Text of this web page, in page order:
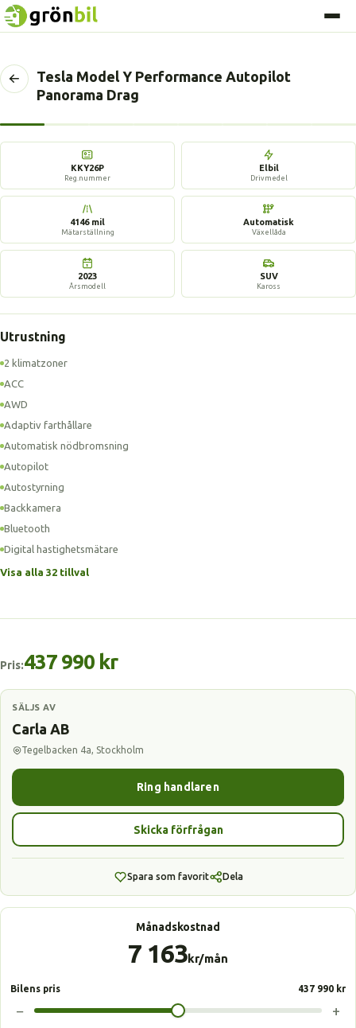
Tillbaka
sida
Tesla Model Y Performance Autopilot
Panorama Drag
KKY26P
Reg.nummer
Elbil
Drivmedel
4146 mil
Mätarställning
Automatisk
Växellåda
2023
Årsmodell
SUV
Kaross
Utrustning
2 klimatzoner
ACC
AWD
Adaptiv farthållare
Automatisk nödbromsning
Autopilot
Autostyrning
Backkamera
Bluetooth
Digital hastighetsmätare
Visa alla 32 tillval
Pris:437 990 kr
SÄLJS AV
Carla AB
Tegelbacken 4a, Stockholm
Ring handlaren
Skicka förfrågan
Spara som favorit Dela
Månadskostnad
7 163kr/mån
Bilens pris 437 990 kr
− +